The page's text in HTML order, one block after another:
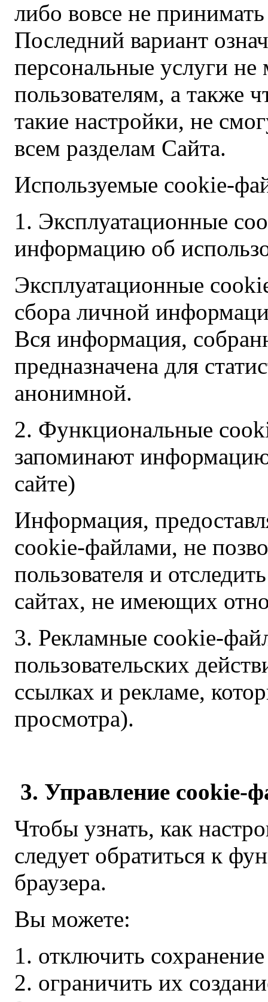
либо вовсе не
Последний вариант
персональные услуги
пользователям, а также
такие настройки, не
всем разделам Сайта.
Используемые cookie-
1. Эксплуатационные
информацию об
Эксплуатационные
сбора личной
Вся информация,
предназначена для
анонимной.
2. Функциональные
запоминают
сайте)
Информация,
cookie-файлами, не
пользователя и
сайтах, не имеющих
3. Рекламные cookie-
пользовательских
ссылках и рекламе,
просмотра).
3. Управление cookie-
Чтобы узнать, как
следует обратиться к
браузера.
Вы можете:
отключить
ограничить их